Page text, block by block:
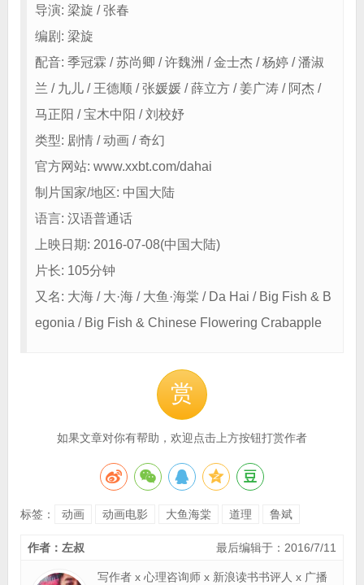
导演: 梁旋 / 张春
编剧: 梁旋
配音: 季冠霖 / 苏尚卿 / 许魏洲 / 金士杰 / 杨婷 / 潘淑
兰 / 九儿 / 王德顺 / 张媛媛 / 薛立方 / 姜广涛 / 阿杰 /
马正阳 / 宝木中阳 / 刘校妤
类型: 剧情 / 动画 / 奇幻
官方网站: www.xxbt.com/dahai
制片国家/地区: 中国大陆
语言: 汉语普通话
上映日期: 2016-07-08(中国大陆)
片长: 105分钟
又名: 大海 / 大·海 / 大鱼·海棠 / Da Hai / Big Fish & B
egonia / Big Fish & Chinese Flowering Crabapple
赏
如果文章对你有帮助，欢迎点击上方按钮打赏作者
标签： 动画 动画电影 大鱼海棠 道理 鲁斌
最后编辑于：2016/7/11
作者：左叔
写作者 x 心理咨询师 x 新浪读书书评人 x 广播